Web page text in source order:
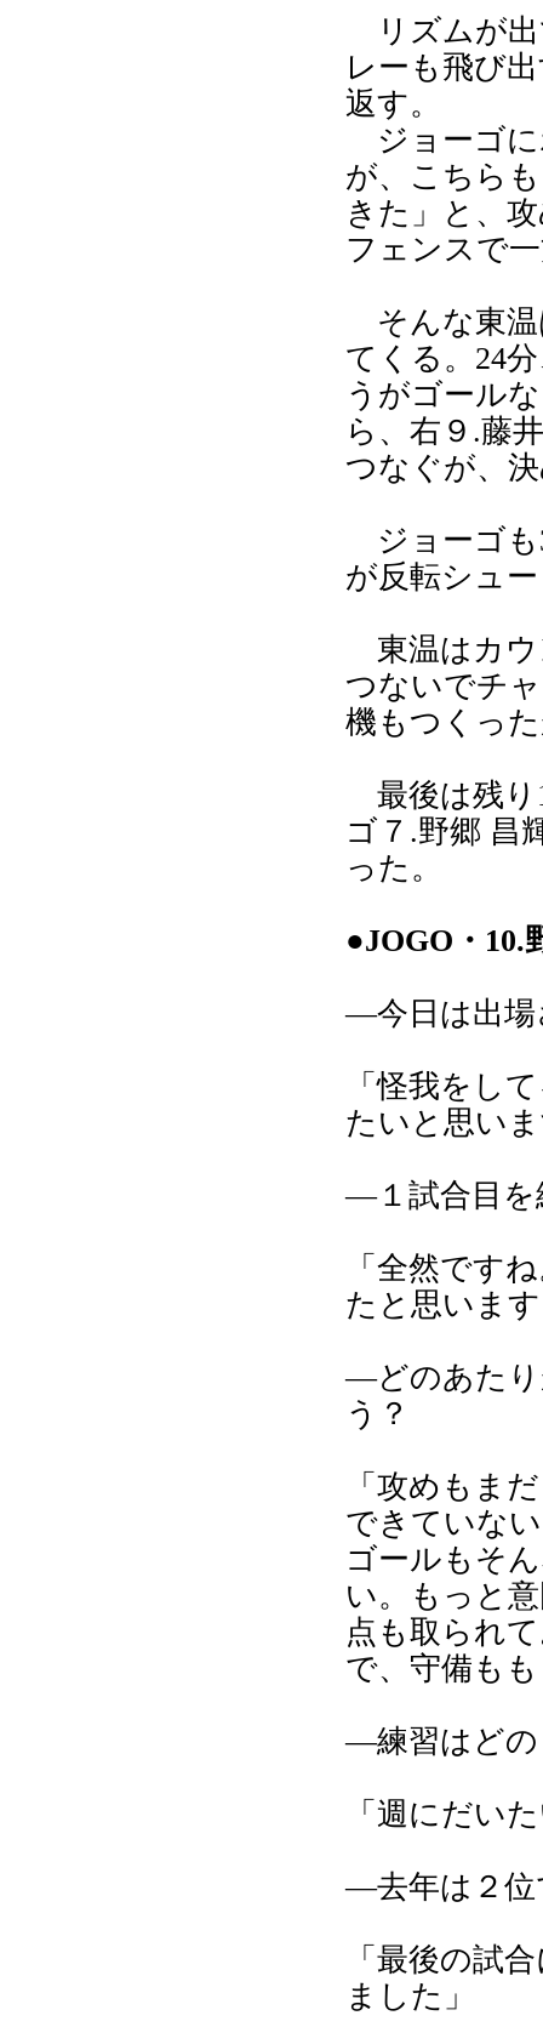
リズムが出
レーも飛び
返す。
ジョーゴに
が、こちら
きた」と、
フェンスで
そんな東温
てくる。24
うがゴール
ら、右９.藤
つなぐが、
ジョーゴも
が反転シュ
東温はカウ
つないでチ
機もつくっ
最後は残り
ゴ７.野郷 昌
った。
●JOGO・10.
―今日は出場
「怪我をし
たいと思い
―１試合目を
「全然です
たと思いま
―どのあたり
う？
「攻めもま
できていな
ゴールもそ
い。もっと
点も取られ
で、守備も
―練習はどの
「週にだい
―去年は２位
「最後の試
ました」